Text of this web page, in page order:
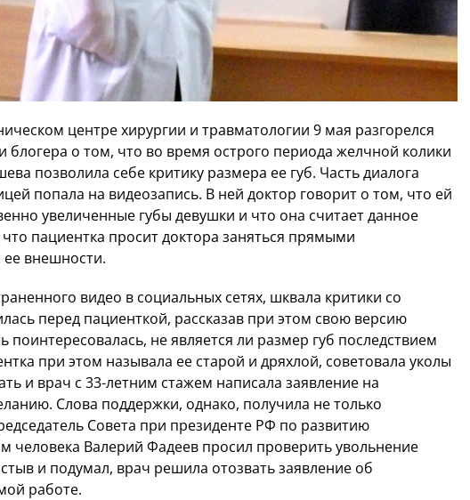
центре хирургии и травматологии 9 мая разгорелся
блогера о том, что во время острого периода желчной колики
позволила себе критику размера ее губ. Часть диалога
попала на видеозапись. В ней доктор говорит о том, что ей
увеличенные губы девушки и что она считает данное
пациентка просит доктора заняться прямыми
ее внешности.
видео в социальных сетях, шквала критики со
перед пациенткой, рассказав при этом свою версию
не является ли размер губ последствием
при этом называла ее старой и дряхлой, советовала уколы
и врач с 33-летним стажем написала заявление на
Слова поддержки, однако, получила не только
Совета при президенте РФ по развитию
человека Валерий Фадеев просил проверить увольнение
и подумал, врач решила отозвать заявление об
работе.